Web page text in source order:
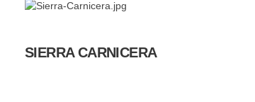
SIERRA CARNICERA